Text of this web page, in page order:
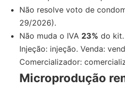
Não resolve voto de
29/2026).
Não muda o IVA 23% do kit.
Injeção: injeção. Venda:
Comercializador:
Microprodução